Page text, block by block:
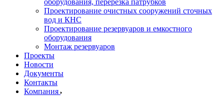
оборудования, перерезка патрубков
Проектирование очистных сооружений сточных
вод и КНС
Проектирование резервуаров и емкостного
оборудования
Монтаж резервуаров
Проекты
Новости
Документы
Контакты
Компания